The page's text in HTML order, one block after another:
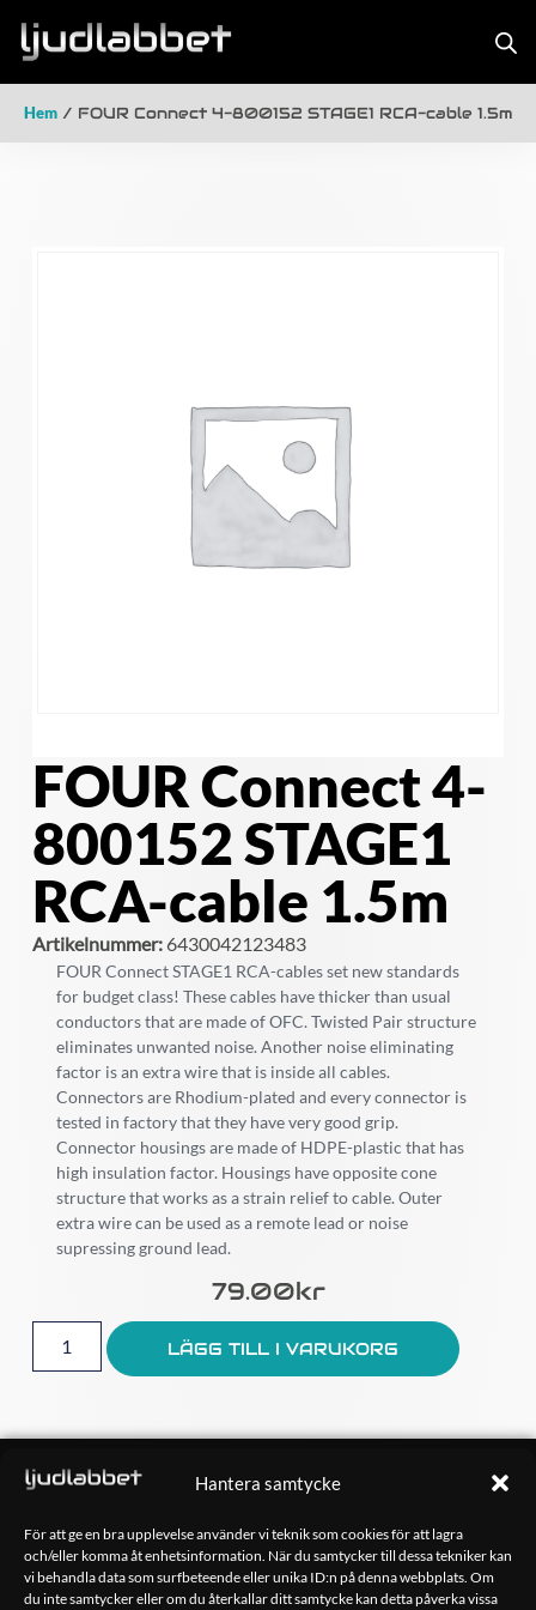
Hantera samtycke
För att ge en bra upplevelse använder vi teknik som cookies för att lagra
och/eller komma åt enhetsinformation. När du samtycker till dessa tekniker kan
vi behandla data som surfbeteende eller unika ID:n på denna webbplats. Om
du inte samtycker eller om du återkallar ditt samtycke kan detta påverka vissa
Hem / FOUR Connect 4-800152 STAGE1 RCA-cable 1.5m
FOUR Connect 4-
800152 STAGE1
RCA-cable 1.5m
Artikelnummer:6430042123483
FOUR Connect STAGE1 RCA-cables set new standards
for budget class! These cables have thicker than usual
conductors that are made of OFC. Twisted Pair structure
eliminates unwanted noise. Another noise eliminating
factor is an extra wire that is inside all cables.
Connectors are Rhodium-plated and every connector is
tested in factory that they have very good grip.
Connector housings are made of HDPE-plastic that has
high insulation factor. Housings have opposite cone
structure that works as a strain relief to cable. Outer
extra wire can be used as a remote lead or noise
supressing ground lead.
79.00Kr
LÄGG TILL I VARUKORG
OM OSS
Ljudlabbet är en del av Kungshamns Bildepå – Ljudlabbet i
Sotenäs AB.
KONTAKT